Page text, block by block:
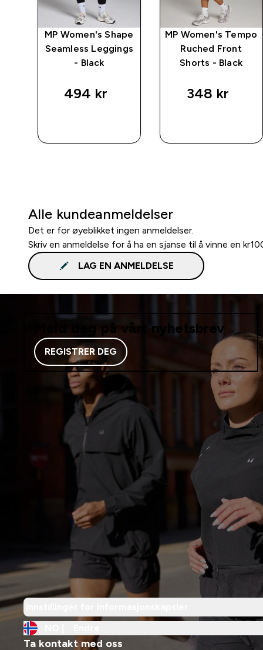
MP Women's Shape
Seamless Leggings
- Black
494 kr‎
MP Women's Tempo
Ruched Front
Shorts - Black
348 kr‎
Alle kundeanmeldelser
Det er for øyeblikket ingen anmeldelser.
Skriv en anmeldelse for å ha en sjanse til å vinne en
LAG EN ANMELDELSE
Meld deg på vårt nyhetsbrev
REGISTRER DEG
Ta kontakt med oss